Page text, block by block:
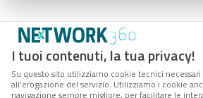
I tuoi contenuti, la tua privacy!
Su questo sito utilizziamo cookie tecnici
all’erogazione del servizio. Utilizziamo i cookie
navigazione sempre migliore, per facilitare le